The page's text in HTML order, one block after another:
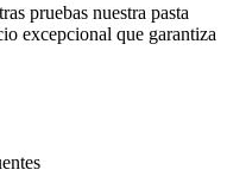
pruebas nuestra pasta
excepcional que garantiza